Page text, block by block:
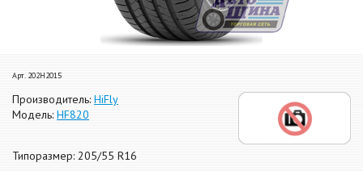
Арт. 202H2015
Производитель: HiFly
Модель: HF820
Типоразмер: 205/55 R16